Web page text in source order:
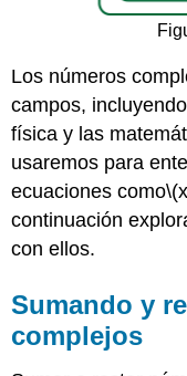
Los números
campos,
física y las
usaremos para
ecuaciones como
continuación
con ellos.
Sumando y
complejos